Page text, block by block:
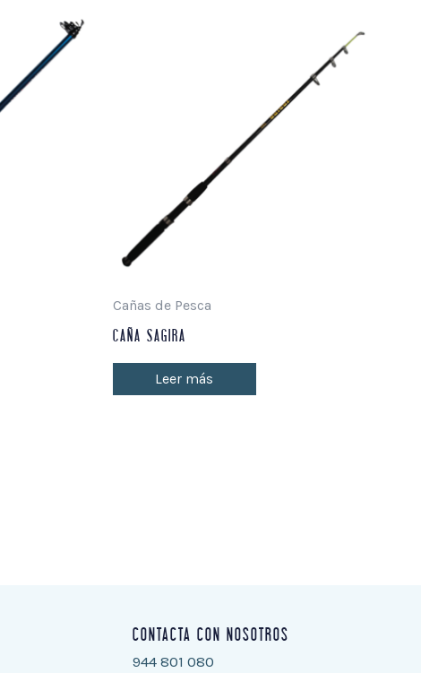
Cañas de Pesca
CAÑA SAGIRA
Leer más
CONTACTA CON NOSOTROS
944 801 080